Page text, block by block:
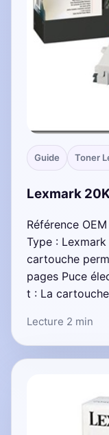
Guide Toner
Lexmark
Référence
Type :
cartouche
pages Puce
t : La
Lecture 2 min